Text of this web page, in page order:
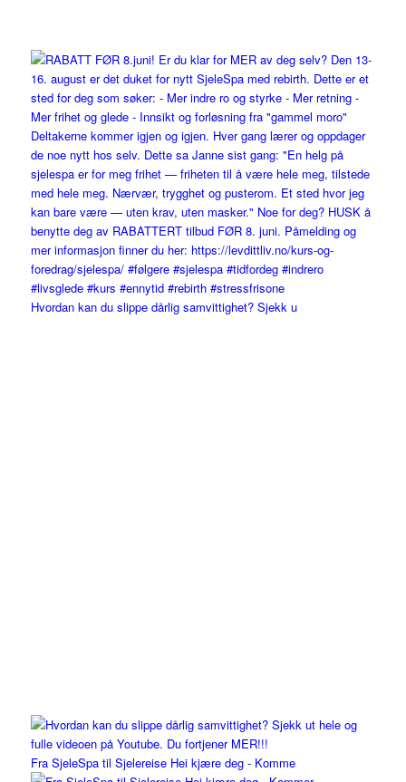
Hvordan kan du slippe dårlig samvittighet? Sjekk u
Fra SjeleSpa til Sjelereise Hei kjære deg - Komme